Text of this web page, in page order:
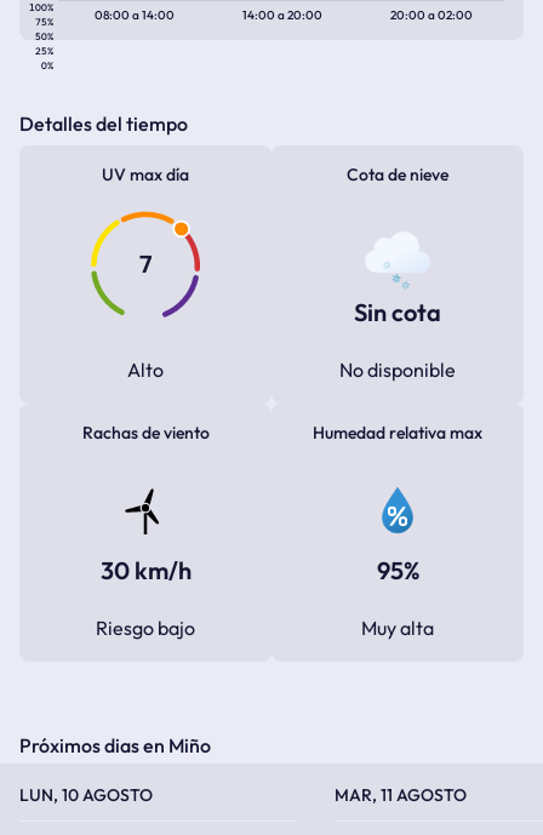
100%
75%
50%
25%
0%
08:00a14:00 14:00a20:00 20:00a02:00
Detalles del tiempo
UV max día
7
Alto
Cota de nieve
Sin cota
No disponible
Rachas de viento
30 km/h
Riesgo bajo
Humedad relativa max
95%
Muy alta
Próximos dias en Miño
LUN, 10 AGOSTO MAR, 11 AGOSTO